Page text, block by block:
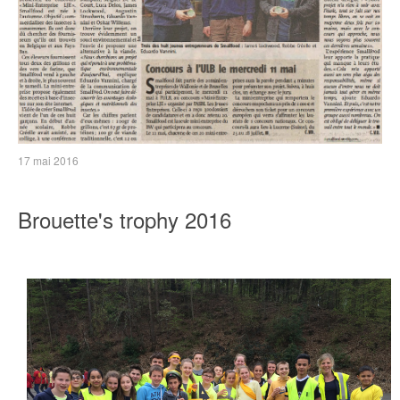
17 mai 2016
Brouette's trophy 2016